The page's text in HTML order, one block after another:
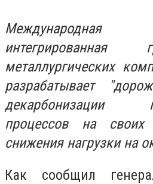
Международная
интегрированная
металлургических
разрабатывает
декарбонизации
процессов на своих
снижения нагрузки на
Как сообщил